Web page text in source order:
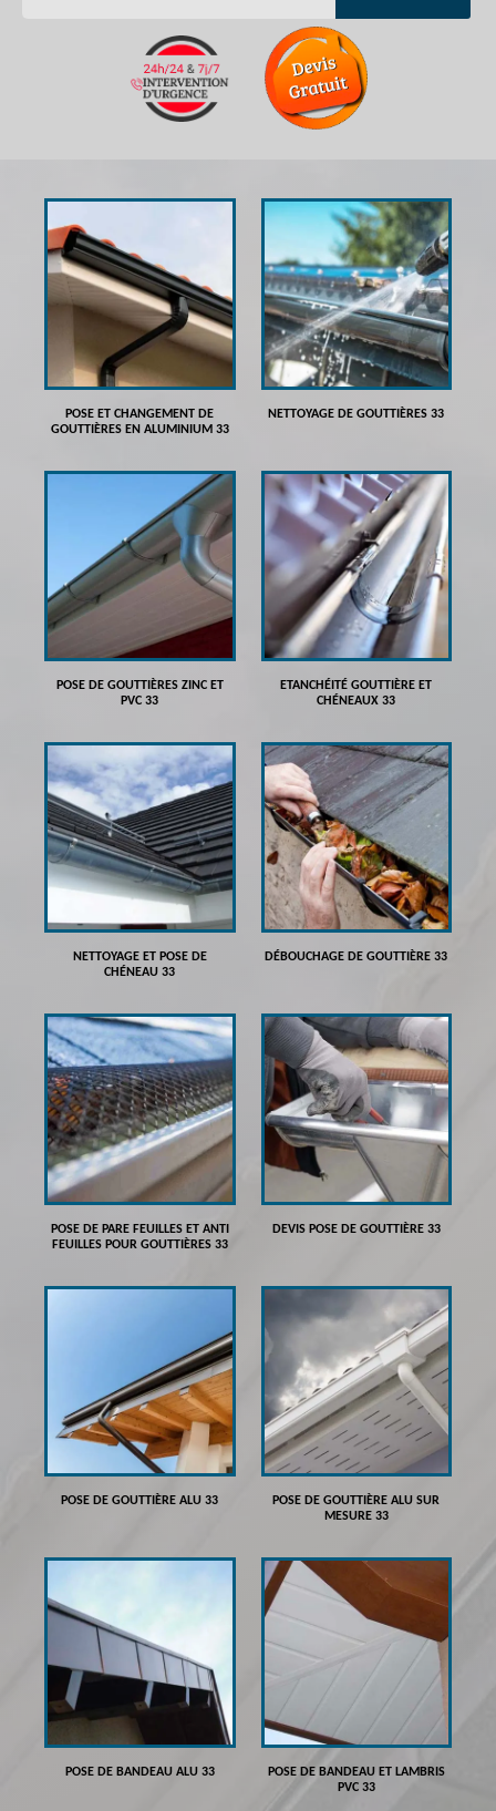
POSE ET CHANGEMENT DE
GOUTTIÈRES EN ALUMINIUM 33
NETTOYAGE DE GOUTTIÈRES 33
POSE DE GOUTTIÈRES ZINC ET
PVC 33
ETANCHÉITÉ GOUTTIÈRE ET
CHÉNEAUX 33
NETTOYAGE ET POSE DE
CHÉNEAU 33
DÉBOUCHAGE DE GOUTTIÈRE 33
POSE DE PARE FEUILLES ET ANTI
FEUILLES POUR GOUTTIÈRES 33
DEVIS POSE DE GOUTTIÈRE 33
POSE DE GOUTTIÈRE ALU 33
POSE DE GOUTTIÈRE ALU SUR
MESURE 33
POSE DE BANDEAU ALU 33
POSE DE BANDEAU ET LAMBRIS
PVC 33